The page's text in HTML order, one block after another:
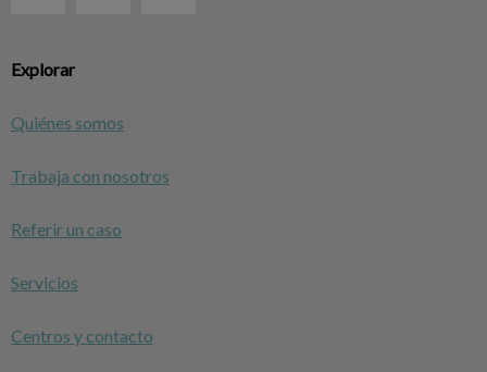
Explorar
Quiénes somos
Trabaja con nosotros
Referir un caso
Servicios
Centros y contacto